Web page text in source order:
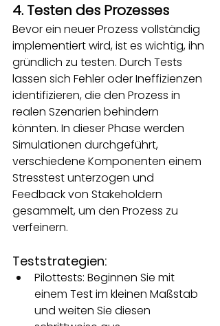
4. Testen des Prozesses
Bevor ein neuer Prozess vollständig
implementiert wird, ist es wichtig, ihn
gründlich zu testen. Durch Tests
lassen sich Fehler oder Ineffizienzen
identifizieren, die den Prozess in
realen Szenarien behindern
könnten. In dieser Phase werden
Simulationen durchgeführt,
verschiedene Komponenten einem
Stresstest unterzogen und
Feedback von Stakeholdern
gesammelt, um den Prozess zu
verfeinern.
Teststrategien:
Pilottests: Beginnen Sie mit
einem Test im kleinen Maßstab
und weiten Sie diesen